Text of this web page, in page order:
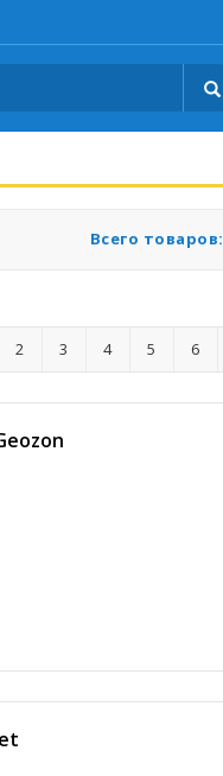
Всего товаров:
2 3 4 5 6